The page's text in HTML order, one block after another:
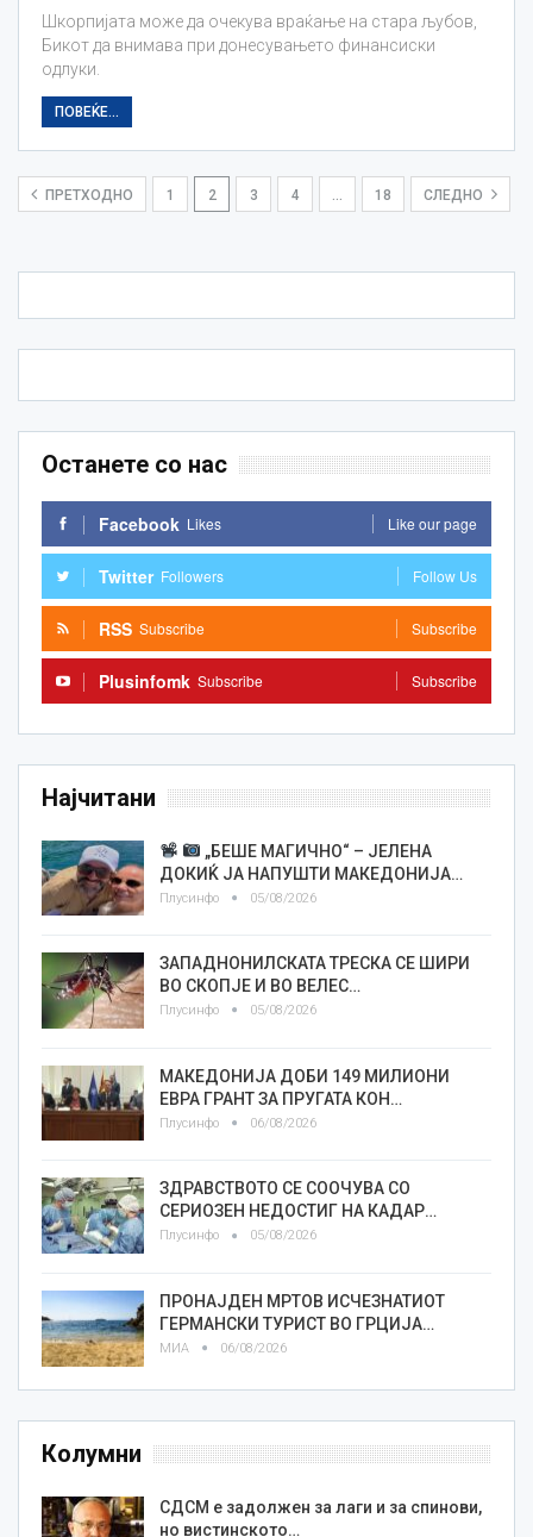
Шкорпијата може да очекува враќање на стара љубов,
Бикот да внимава при донесувањето финансиски
одлуки.
ПОВЕЌЕ...
ПРЕТХОДНО 1 2 3 4 18 СЛЕДНО
Останете со нас
Facebook Likes Like our page
Twitter Followers Follow Us
RSS Subscribe Subscribe
Plusinfomk Subscribe Subscribe
Најчитани
„БЕШЕ МАГИЧНО“ – ЈЕЛЕНА
ДОКИЌ ЈА НАПУШТИ МАКЕДОНИЈА…
Плусинфо 05/08/2026
ЗАПАДНОНИЛСКАТА ТРЕСКА СЕ ШИРИ
ВО СКОПЈЕ И ВО ВЕЛЕС…
Плусинфо 05/08/2026
МАКЕДОНИЈА ДОБИ 149 МИЛИОНИ
ЕВРА ГРАНТ ЗА ПРУГАТА КОН…
Плусинфо 06/08/2026
ЗДРАВСТВОТО СЕ СООЧУВА СО
СЕРИОЗЕН НЕДОСТИГ НА КАДАР…
Плусинфо 05/08/2026
ПРОНАЈДЕН МРТОВ ИСЧЕЗНАТИОТ
ГЕРМАНСКИ ТУРИСТ ВО ГРЦИЈА…
МИА 06/08/2026
Колумни
СДСМ е задолжен за лаги и за спинови,
но вистинското…